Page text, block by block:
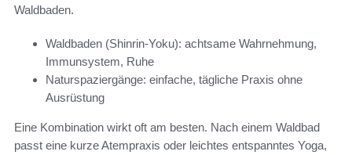
Waldbaden.
Waldbaden (Shinrin-Yoku): achtsame Wahrnehmung,
Immunsystem, Ruhe
Naturspaziergänge: einfache, tägliche Praxis ohne
Ausrüstung
Eine Kombination wirkt oft am besten. Nach einem Waldbad
passt eine kurze Atempraxis oder leichtes entspanntes Yoga,